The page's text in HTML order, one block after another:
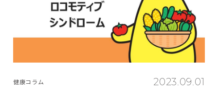
2023.09.01
健康コラム